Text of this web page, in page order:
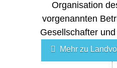
Organisation
vorgenannten
Gesellschafter
Mehr zu